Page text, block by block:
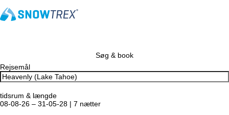
Søg & book
Rejsemål
tidsrum & længde
08-08-26 – 31-05-28 | 7 nætter